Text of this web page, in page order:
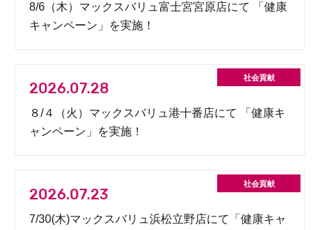
8/6（木）マックスバリュ富士宮宮原店にて 「健康
キャンペーン」を実施！
2026.07.28
８/４（火）マックスバリュ港十番店にて 「健康キ
ャンペーン」を実施！
2026.07.23
7/30(木)マックスバリュ浜松立野店にて「健康キャ